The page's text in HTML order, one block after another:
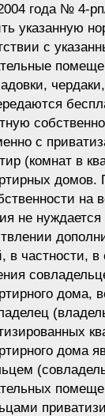
года № 4-
указанную
с
с
(комнат в
домов.
на
не нуждается
в частности, в
дома,
дома